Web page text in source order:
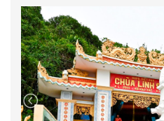
13, Thủ Đức)
Cây Xăng comeco số 14
Lạc, Bình Tân) - đối diện Bến
Ngã 4 Thủ Đức (không có
Amata Biên Hòa
Tới Phan Thiết,Đoàn dừng